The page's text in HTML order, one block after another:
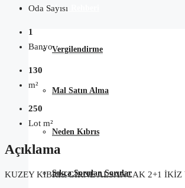
Satın Alma Rehberi
Vergilendirme
Mal Satın Alma
Neden Kıbrıs
Sıkça Sorulan Sorular
Oda Sayısı
1
Banyo
130
m²
250
Lot m²
Açıklama
KUZEY KIBRIS GİRNE ALSANCAK 2+1